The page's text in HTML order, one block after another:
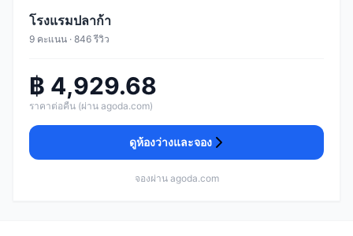
โรงแรมปลาก้า
9 คะแนน · 846 รีวิว
฿ 4,929.68
ราคาต่อคืน (ผ่าน agoda.com)
ดูห้องว่างและจอง
จองผ่าน agoda.com